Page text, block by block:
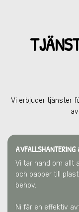
Vi erbjuder tjänster
Vi tar hand om allt
och papper till
behov.
Ni får en effektiv